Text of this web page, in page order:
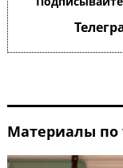
Материалы по